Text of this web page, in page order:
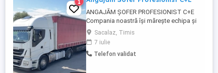
1
ANGAJĂM ȘOFER PROFESIONIST C+E
Compania noastră își mărește echipa și
caută șofer profesionist categoria C+E.
Oferim: Salariu începând de la 7.000 RON
net, cu posibilitate de creștere în funcție
de experiență și performanță Contract de
Sacalaz, Timis
7 iulie
Telefon validat